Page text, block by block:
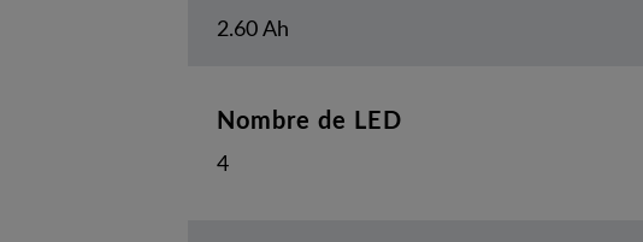
2.60 Ah
Nombre de LED
4